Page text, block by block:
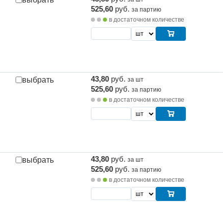
525,60 руб. за партию
в достаточном количестве
выбрать 43,80 руб. за шт
525,60 руб. за партию
в достаточном количестве
выбрать 43,80 руб. за шт
525,60 руб. за партию
в достаточном количестве